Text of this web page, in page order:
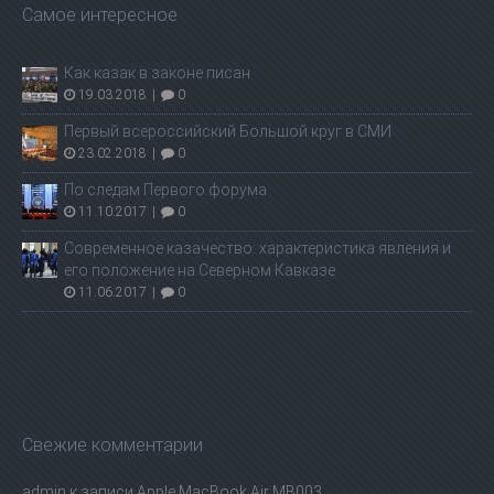
Самое интересное
Как казак в законе писан
19.03.2018 | 0
Первый всероссийский Большой круг в СМИ
23.02.2018 | 0
По следам Первого форума
11.10.2017 | 0
Современное казачество: характеристика явления и
его положение на Северном Кавказе
11.06.2017 | 0
Свежие комментарии